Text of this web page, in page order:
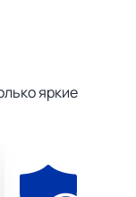
клубов
яркие